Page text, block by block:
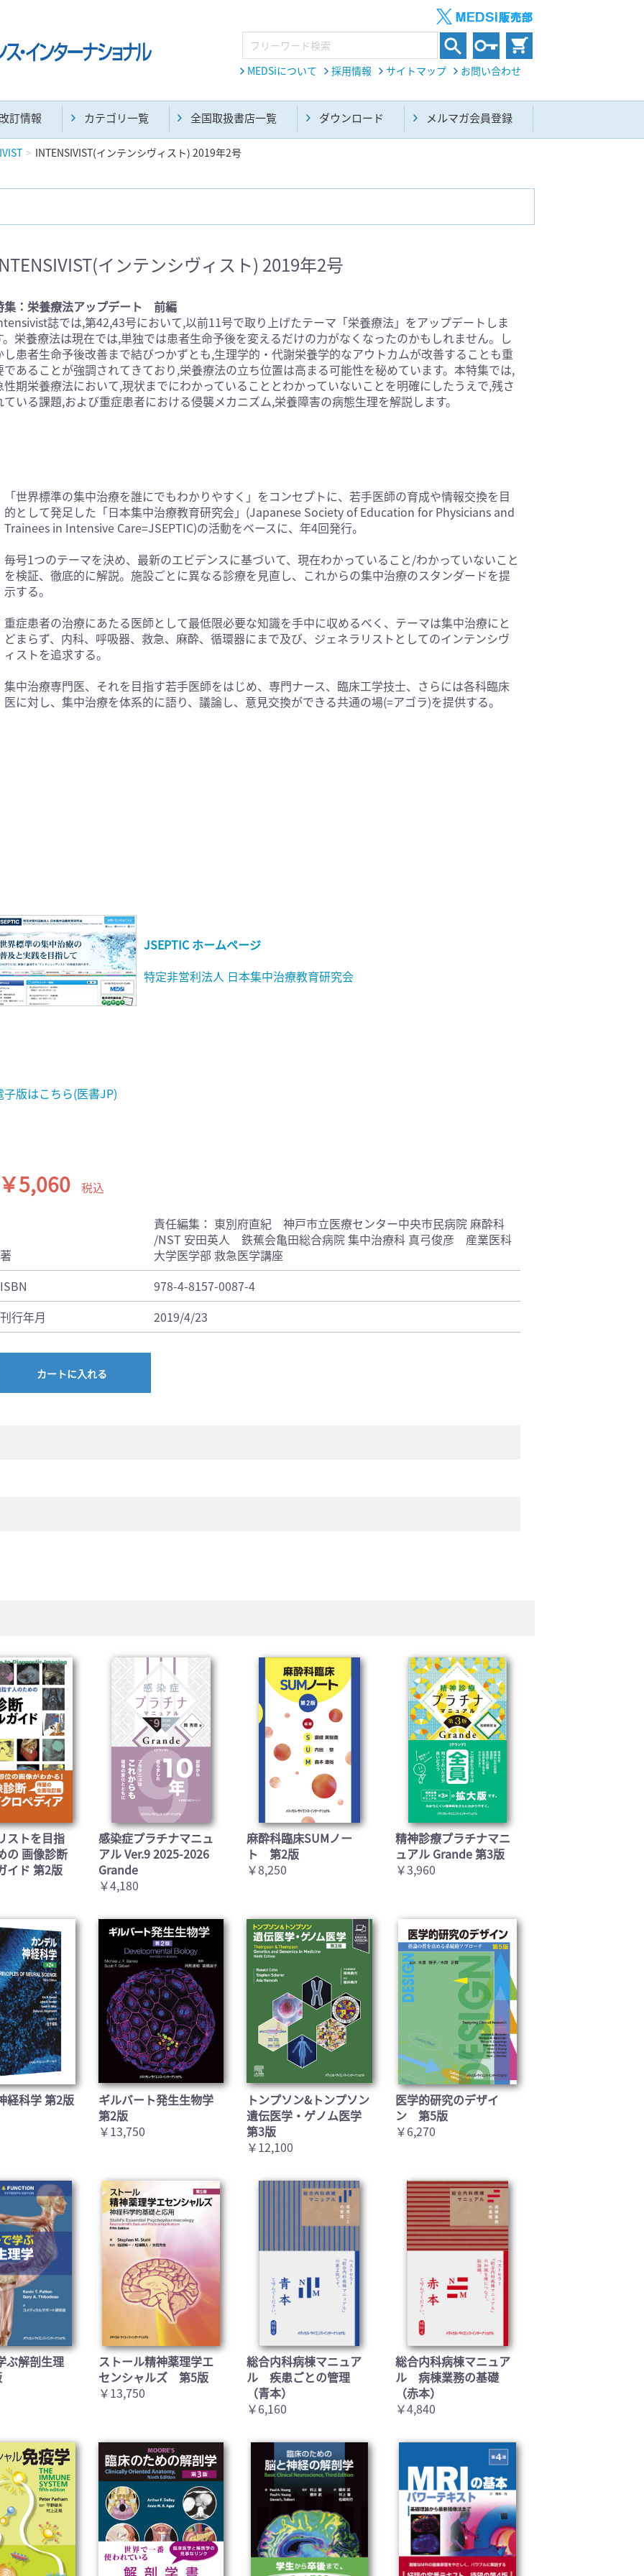
MEDSiについて 採用情報 サイトマップ お問い合わせ
訂情報 カテゴリ一覧 全国取扱書店一覧 ダウンロード メルマガ会員登録
INTENSIVIST(インテンシヴィスト) 2019年2号
医学:内科系(407) 臨床医学:外科系(249)
基礎医学(93)
科学(25) 看護学(21)
医療技術(16)
学(0) 薬学(7)
保健・体育(1)
一般(91) マルチメディア(0)
インテンシヴィスト) 2019年2号
集：栄養療法アップデート 前編
誌では,第42,43号において,以前11号で取り上げたテーマ「栄養療法」をアップデートしま
。栄養療法は現在では,単独では患者生命予後を変えるだけの力がなくなったのかもしれません。し
し患者生命予後改善まで結びつかずとも,生理学的・代謝栄養学的なアウトカムが改善することも重
であることが強調されてきており,栄養療法の立ち位置は高まる可能性を秘めています。本特集では,
性期栄養療法において,現状までにわかっていることとわかっていないことを明確にしたうえで,残さ
ている課題,および重症患者における侵襲メカニズム,栄養障害の病態生理を解説します。
「世界標準の集中治療を誰にでもわかりやすく」をコンセプトに、若手医師の育成や情報交換を目
的として発足した「日本集中治療教育研究会」(Japanese Society of Education for Physicians and
Trainees in Intensive Care=JSEPTIC)の活動をベースに、年4回発行。
毎号1つのテーマを決め、最新のエビデンスに基づいて、現在わかっていること/わかっていないこと
を検証、徹底的に解説。施設ごとに異なる診療を見直し、これからの集中治療のスタンダードを提
示する。
重症患者の治療にあたる医師として最低限必要な知識を手中に収めるべく、テーマは集中治療にと
どまらず、内科、呼吸器、救急、麻酔、循環器にまで及び、ジェネラリストとしてのインテンシヴ
ィストを追求する。
集中治療専門医、それを目指す若手医師をはじめ、専門ナース、臨床工学技士、さらには各科臨床
医に対し、集中治療を体系的に語り、議論し、意見交換ができる共通の場(=アゴラ)を提供する。
JSEPTIC ホームページ
特定非営利法人 日本集中治療教育研究会
子版はこちら(医書JP)
￥5,060 税込
著
責任編集： 東別府直紀 神戸市立医療センター中央市民病院 麻酔科
/NST 安田英人 鉄蕉会亀田総合病院 集中治療科 真弓俊彦 産業医科
大学医学部 救急医学講座
ISBN
978-4-8157-0087-4
刊行年月
2019/4/23
カートに入れる
ストを目指
の 画像診断
イド 第2版
感染症プラチナマニュ
アル Ver.9 2025-2026
Grande
￥4,180
麻酔科臨床SUMノー
ト 第2版
￥8,250
精神診療プラチナマニ
ュアル Grande 第3版
￥3,960
経科学 第2版
ギルバート発生生物学
第2版
￥13,750
トンプソン&トンプソン
遺伝医学・ゲノム医学
第3版
￥12,100
医学的研究のデザイ
ン 第5版
￥6,270
ぶ解剖生理
ストール精神薬理学エ
センシャルズ 第5版
￥13,750
総合内科病棟マニュア
ル 疾患ごとの管理
（青本）
￥6,160
総合内科病棟マニュア
ル 病棟業務の基礎
（赤本）
￥4,840